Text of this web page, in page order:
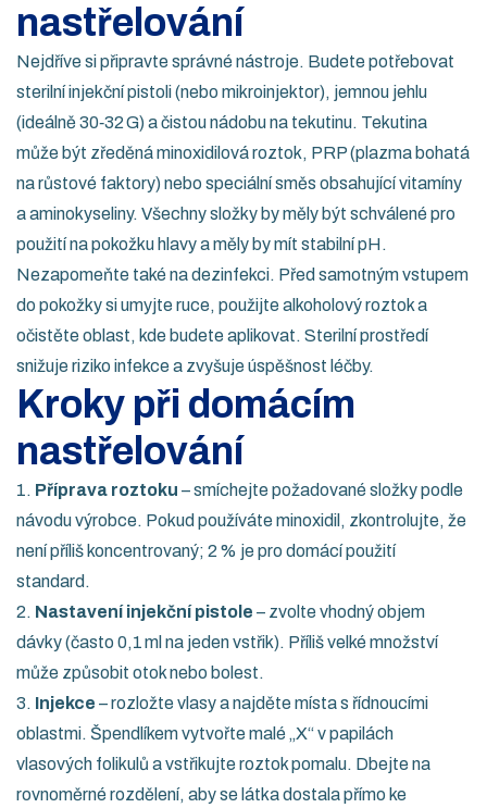
nastřelování
Nejdříve si připravte správné nástroje. Budete potřebovat
sterilní injekční pistoli (nebo mikroinjektor), jemnou jehlu
(ideálně 30‑32 G) a čistou nádobu na tekutinu. Tekutina
může být zředěná minoxidilová roztok, PRP (plazma bohatá
na růstové faktory) nebo speciální směs obsahující vitamíny
a aminokyseliny. Všechny složky by měly být schválené pro
použití na pokožku hlavy a měly by mít stabilní pH.
Nezapomeňte také na dezinfekci. Před samotným vstupem
do pokožky si umyjte ruce, použijte alkoholový roztok a
očistěte oblast, kde budete aplikovat. Sterilní prostředí
snižuje riziko infekce a zvyšuje úspěšnost léčby.
Kroky při domácím
nastřelování
1. Příprava roztoku – smíchejte požadované složky podle
návodu výrobce. Pokud používáte minoxidil, zkontrolujte, že
není příliš koncentrovaný; 2 % je pro domácí použití
standard.
2. Nastavení injekční pistole – zvolte vhodný objem
dávky (často 0,1 ml na jeden vstřik). Příliš velké množství
může způsobit otok nebo bolest.
3. Injekce – rozložte vlasy a najděte místa s řídnoucími
oblastmi. Špendlíkem vytvořte malé „X“ v papilách
vlasových folikulů a vstřikujte roztok pomalu. Dbejte na
rovnoměrné rozdělení, aby se látka dostala přímo ke